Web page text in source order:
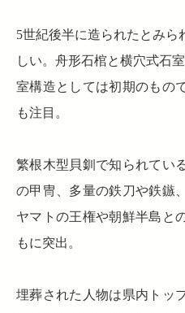
5世紀後半に造られたとみら
しい。舟形石棺と横穴式石
室構造としては初期のもの
も注目。
繁根木型貝釧で知られてい
の甲冑、多量の鉄刀や鉄鏃
ヤマトの王権や朝鮮半島と
もに突出。
埋葬された人物は県内トッ